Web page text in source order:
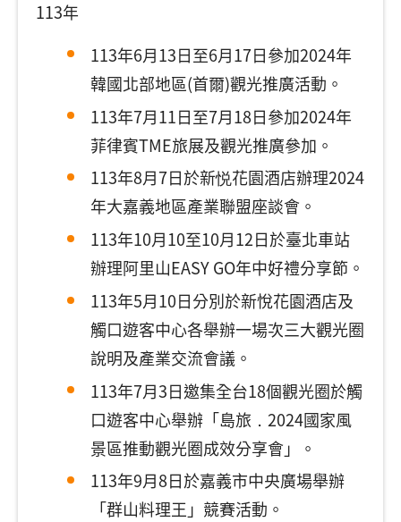
113年
113年6月13日至6月17日參加2024年
韓國北部地區(首爾)觀光推廣活動。
113年7月11日至7月18日參加2024年
菲律賓TME旅展及觀光推廣參加。
113年8月7日於新悦花園酒店辦理2024
年大嘉義地區產業聯盟座談會。
113年10月10至10月12日於臺北車站
辦理阿里山EASY GO年中好禮分享節。
113年5月10日分別於新悅花園酒店及
觸口遊客中心各舉辦一場次三大觀光圈
說明及產業交流會議。
113年7月3日邀集全台18個觀光圈於觸
口遊客中心舉辦「島旅．2024國家風
景區推動觀光圈成效分享會」。
113年9月8日於嘉義市中央廣場舉辦
「群山料理王」競賽活動。